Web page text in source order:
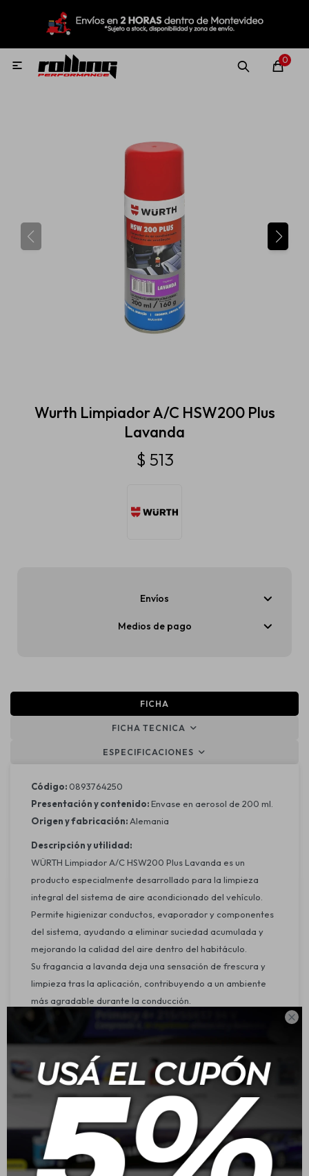

0

Wurth Limpiador A/C HSW200 Plus
Lavanda
$ 513
Envíos
Medios de pago
FICHA
FICHA TECNICA
ESPECIFICACIONES
Código: 0893764250
Presentación y contenido:Envase en aerosol de 200 ml.
Origen y fabricación: Alemania
Descripción y utilidad:
WÜRTH Limpiador A/C HSW200 Plus Lavanda es un
producto especialmente desarrollado para la limpieza
integral del sistema de aire acondicionado del vehículo.
Permite higienizar conductos, evaporador y componentes
del sistema, ayudando a eliminar suciedad acumulada y
mejorando la calidad del aire dentro del habitáculo.
Su fragancia a lavanda deja una sensación de frescura y
limpieza tras la aplicación, contribuyendo a un ambiente
más agradable durante la conducción.
Producto específico para la limpieza del sistema de aire
acondicionado.
Base química: hidrocarbonato.
Fragancia agradable a lavanda.
Color transparente.
Fácil aplicación mediante aerosol.
Mejora la calidad del aire en el interior del vehículo.
Especificaciones técnicas:
MI CUENTA
Nuevo! Rolling Repuestos
Accesorios